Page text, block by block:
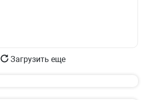
Загрузить еще